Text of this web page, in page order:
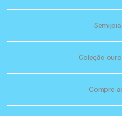
Coleção ouro
Compre